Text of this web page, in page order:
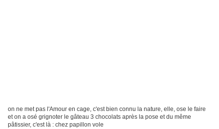
on ne met pas l'Amour en cage, c'est bien connu la nature, elle, ose le faire
et on a osé grignoter le gâteau 3 chocolats après la pose et du même
pâtissier, c'est là : chez papillon vole